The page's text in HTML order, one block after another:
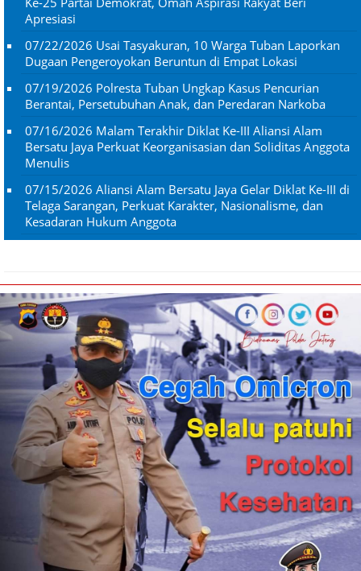
Apresiasi
07/22/2026 Usai Tasyakuran, 10 Warga Tuban Laporkan
Dugaan Pengeroyokan Beruntun di Empat Lokasi
07/19/2026 Polresta Tuban Ungkap Kasus Pencurian
Berantai, Persetubuhan Anak, dan Peredaran Narkoba
07/16/2026 Malam Terakhir Diklat Ke-III Aliansi Alam
Bersatu Jaya Perkuat Keorganisasian dan Soliditas Anggota
Menulis
07/15/2026 Aliansi Alam Bersatu Jaya Gelar Diklat Ke-III di
Telaga Sarangan, Perkuat Karakter, Nasionalisme, dan
Kesadaran Hukum Anggota